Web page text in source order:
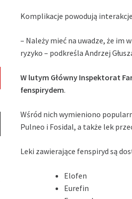
Komplikacje powodują
– Należy mieć na uwadze, że im
ryzyko – podkreśla Andrzej
W lutym Główny Inspektorat
fenspirydem.
Wśród nich wymieniono
Pulneo i Fosidal, a także lek
Leki zawierające fenspiryd są
Elofen
Eurefin